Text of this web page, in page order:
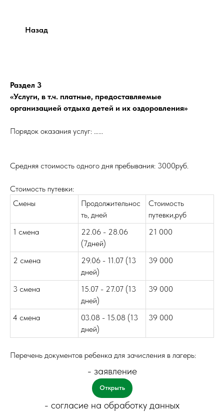
Назад
Раздел 3
«Услуги, в т.ч. платные, предоставляемые
организацией отдыха детей и их оздоровления»
Порядок оказания услуг: …...
Средняя стоимость одного дня пребывания: 3000руб.
Стоимость путевки:
Смены
Продолжительнос
ть, дней
Стоимость
путевки,руб
1 смена
22.06 - 28.06
(7дней)
21 000
2 смена
29.06 - 11.07 (13
дней)
39 000
3 смена
15.07 - 27.07 (13
дней)
39 000
4 смена
03.08 - 15.08 (13
дней)
39 000
Перечень документов ребенка для зачисления в лагерь:
- заявление
Открыть
- согласие на обработку данных